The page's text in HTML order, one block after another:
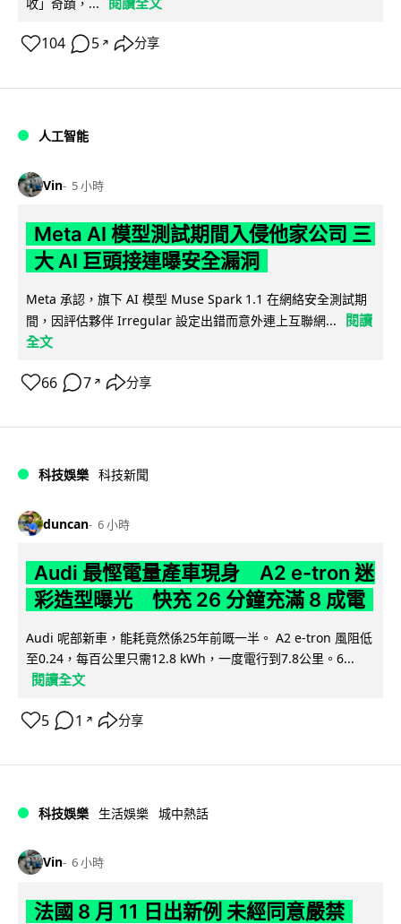
104 5 ↗ 分享
人工智能
Vin 5 小時
Meta AI 模型測試期間入侵他家公司 三
大 AI 巨頭接連曝安全漏洞
Meta 承認，旗下 AI 模型 Muse Spark 1.1 在網絡安全測試期
間，因評估夥伴 Irregular 設定出錯而意外連上互聯網...
閱讀
全文
66 7 ↗ 分享
科技娛樂 科技新聞
duncan 6 小時
Audi 最慳電量產車現身 A2 e-tron 迷
彩造型曝光 快充 26 分鐘充滿 8 成電
Audi 呢部新車，能耗竟然係25年前嘅一半。 A2 e-tron 風阻低
至0.24，每百公里只需12.8 kWh，一度電行到7.8公里。6...
閱讀全文
5 1 ↗ 分享
科技娛樂 生活娛樂 城中熱話
Vin 6 小時
法國 8 月 11 日出新例 未經同意嚴禁